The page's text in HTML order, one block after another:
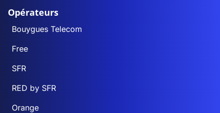
Opérateurs
Bouygues Telecom
Free
SFR
RED by SFR
Orange